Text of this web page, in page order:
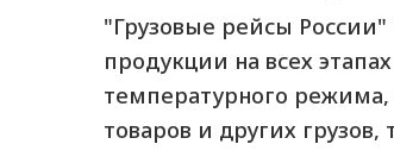
"Грузовые рейсы
продукции на всех
температурного
товаров и других